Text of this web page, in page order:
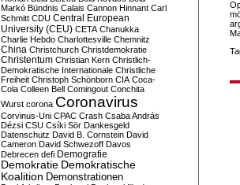
Markó Bündnis Calais Cannon Hinnant Carl
Schmitt CDU Central European
University (CEU) CETA Chanukka
Charlie Hebdo Charlottesville Chemnitz
China Christchurch Christdemokratie
Christentum Christian Kern Christlich-
Demokratische Internationale Christliche
Freiheit Christoph Schönborn CIA Coca-
Cola Colleen Bell Comingout Conchita
Wurst corona Coronavirus
Corvinus-Uni CPAC Crash Csaba András
Dézsi CSU Csíki Sör Dankesgeld
Datenschutz David B. Cornstein David
Cameron David Schwezoff Davos
Debrecen defi Demografie
Demokratie Demokratische
Koalition Demonstrationen